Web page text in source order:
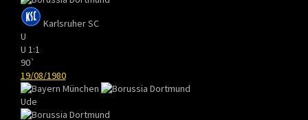
Karlsruher SC
U
U 1:1
90`
19/08/1980
Ude